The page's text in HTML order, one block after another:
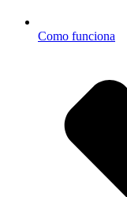
Como funciona